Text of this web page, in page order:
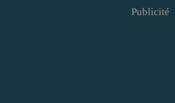
Publicité